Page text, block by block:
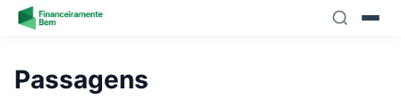
Skip to content
Passagens